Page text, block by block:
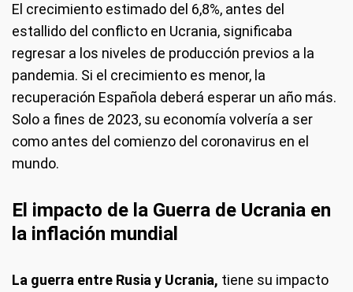
El crecimiento estimado del 6,8%, antes del
estallido del conflicto en Ucrania, significaba
regresar a los niveles de producción previos a la
pandemia. Si el crecimiento es menor, la
recuperación Española deberá esperar un año más.
Solo a fines de 2023, su economía volvería a ser
como antes del comienzo del coronavirus en el
mundo.
El impacto de la Guerra de Ucrania en
la inflación mundial
La guerra entre Rusia y Ucrania, tiene su impacto